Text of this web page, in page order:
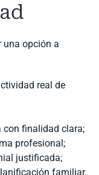
una opción a
real de
con finalidad clara;
profesional;
justificada;
familiar,